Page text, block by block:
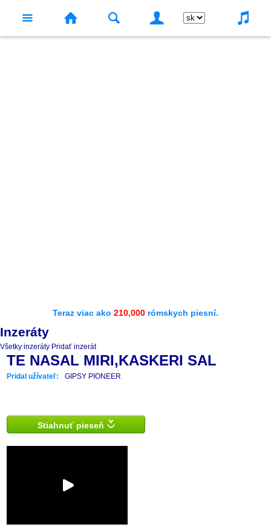
Teraz viac ako 210,000 rómskych piesní.
Inzeráty
Všetky inzeráty Pridať inzerát
TE NASAL MIRI,KASKERI SAL
Pridal užívateľ: GIPSY PIONEER
Stiahnuť pieseň